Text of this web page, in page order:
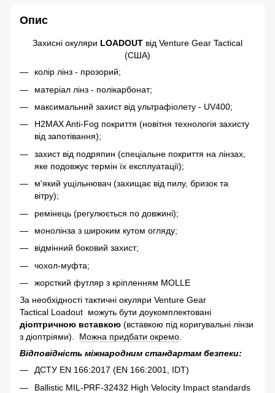
Опис
Захисні окуляри LOADOUT від Venture Gear Tactical
(США)
колір лінз - прозорий;
матеріал лінз - полікарбонат;
максимальний захист від ультрафіолету - UV400;
H2MAX Anti-Fog покриття (новітня технологія захисту
від запотівання);
захист від подряпин (спеціальне покриття на лінзах,
яке подовжує термін їх експлуатації);
м'який ущільнювач (захищає від пилу, бризок та
вітру);
ремінець (регулюється по довжині);
монолінза з широким кутом огляду;
відмінний боковий захист;
чохол-муфта;
жорсткий футляр з кріпленням MOLLE
За необхідності тактичні окуляри Venture Gear
Tactical Loadout можуть бути доукомплектовані
діоптричною вставкою (вставкою під коригувальні лінзи
з діоптріями). Можна придбати окремо.
Відповідність міжнародним стандартам безпеки:
ДСТУ EN 166:2017 (EN 166:2001, IDT)
Ballistic MIL-PRF-32432 High Velocity Impact standards